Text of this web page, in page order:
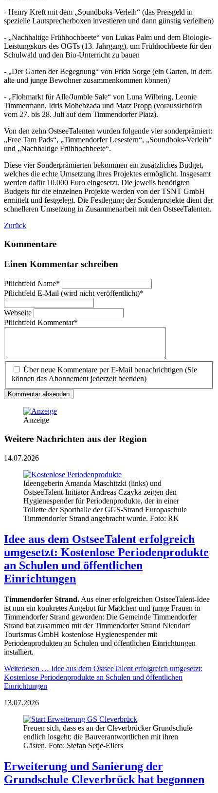
- Henry Kreft mit dem „Soundboks-Verleih“ (das Preisgeld in
spezielle Lautsprecherboxen investieren und dann günstig verleihen)
- „Nachhaltige Frühhochbeete“ von Lukas Palm und dem Biologie-
Leistungskurs des OGTs (13. Jahrgang), um Frühhochbeete für den
Schulwald und den Bio-Unterricht zu bauen
- „Der Garten der Begegnung“ von Frida Sorge (ein Garten, in dem
alte und junge Bewohner zusammenkommen können)
- „Flohmarkt für Alle/Jumble Sale“ von Luna Wilbring, Leonie
Timmermann, Idris Mohebzada und Matz Propp (voraussichtlich
vom 27. bis 28. Juli auf dem Timmendorfer Platz).
Von den zehn OstseeTalenten wurden folgende vier sonderprämiert:
„Free Tam Pads“, „Timmendorfer Lese­stern“, „Soundboks-Verleih“
und „Nachhaltige Frühhochbeete“.
Diese vier Sonderprämierten bekommen ein zusätzliches Budget,
welches die echte Umsetzung ihres Projektes ermöglicht. Insgesamt
werden dafür 10.000 Euro eingesetzt. Die jeweils benötigten
Budgets für die einzelnen Projekte werden von der TSNT GmbH
ermittelt und festgelegt. Die Festlegung der Sonderprojekte dient der
schnelleren Umsetzung in Zusammenarbeit mit den OstseeTalenten.
Zurück
Kommentare
Einen Kommentar schreiben
Pflichtfeld Name*
Pflichtfeld E-Mail (wird nicht veröffentlicht)*
Webseite
Pflichtfeld Kommentar*
Über neue Kommentare per E-Mail benachrichtigen (Sie
können das Abonnement jederzeit beenden)
Kommentar absenden
Anzeige
Weitere Nachrichten aus der Region
14.07.2026
Ideengeberin Amanda Maschitzki (links) und
OstseeTalent-Initiator Andreas Czayka zeigen den
Hygienespender für Periodenprodukte, der in einer
Toilette der Sporthalle der GGS-Strand Europaschule
Timmendorfer Strand angebracht wurde. Foto: RK
Idee aus dem OstseeTalent erfolgreich
umgesetzt: Kostenlose Periodenprodukte
an Schulen und öffentlichen
Einrichtungen
Timmendorfer Strand. Aus einer erfolgreichen OstseeTalent-Idee
ist nun ein konkretes Angebot für Mädchen und junge Frauen in
Timmendorfer Strand geworden: Die Gemeinde Timmendorfer
Strand hat zusammen mit der Timmendorfer Strand Niendorf
Tourismus GmbH kostenlose Hygienespender mit
Periodenprodukten an Schulen und öffentlichen Einrichtungen
installiert.
Weiterlesen … Idee aus dem OstseeTalent erfolgreich umgesetzt:
Kostenlose Periodenprodukte an Schulen und öffentlichen
Einrichtungen
13.07.2026
Freuen sich, dass es an der Cleverbrücker Grundschule
endlich losgeht: die Bauverantwortlichen mit ihren
Gästen. Foto: Stefan Setje-Eilers
Erweiterung und Sanierung der
Grundschule Cleverbrück hat begonnen